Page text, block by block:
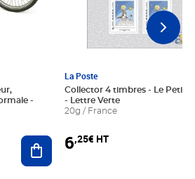
Ajouter au panier
La Poste
Collector 4 timbres - Le Petit
- Lettre Verte
20g / France
6,25€ HT